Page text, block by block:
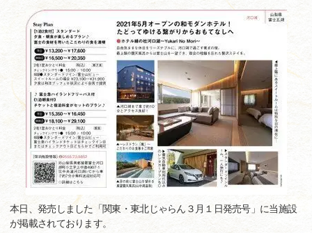
本日、発売しました「関東・東北じゃらん３月１日発売号」に当施設
が掲載されております。